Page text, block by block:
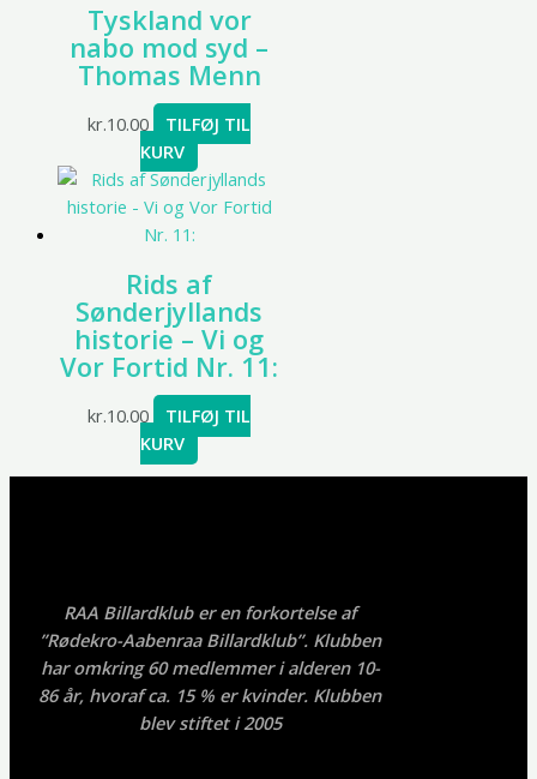
Tyskland vor
nabo mod syd –
Thomas Menn
kr.10.00
TILFØJ TIL
KURV
Rids af
Sønderjyllands
historie – Vi og
Vor Fortid Nr. 11:
kr.10.00
TILFØJ TIL
KURV
RAA Billardklub er en forkortelse af
”Rødekro-Aabenraa Billardklub”. Klubben
har omkring 60 medlemmer i alderen 10-
86 år, hvoraf ca. 15 % er kvinder. Klubben
blev stiftet i 2005